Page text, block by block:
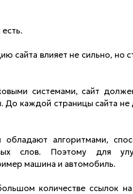
сайта влияет не сильно, но
системами, сайт
До каждой страницы сайта
обладают алгоритмами,
слов. Поэтому для
машина и автомобиль.
количестве ссылок